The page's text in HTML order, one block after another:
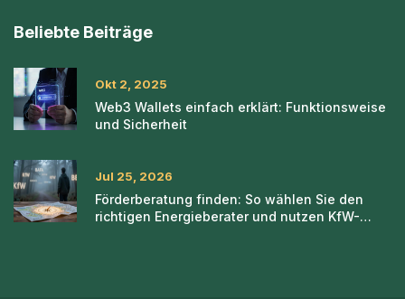
Beliebte Beiträge
Okt 2, 2025
Web3 Wallets einfach erklärt: Funktionsweise
und Sicherheit
Jul 25, 2026
Förderberatung finden: So wählen Sie den
richtigen Energieberater und nutzen KfW-